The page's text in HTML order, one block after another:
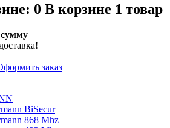
0 В корзине 1 товар
заказ
BiSecur
868 Mhz